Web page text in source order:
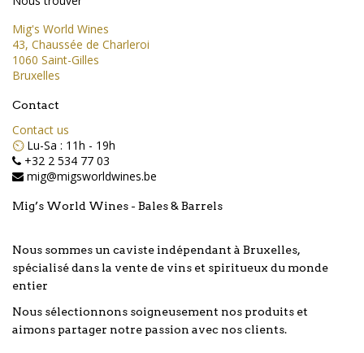
Mig's World Wines
43, Chaussée de Charleroi
1060 Saint-Gilles
Bruxelles
Contact
Contact us
⏲️ Lu-Sa : 11h - 19h
+32 2 534 77 03
mig@migsworldwines.be
Mig’s World Wines - Bales & Barrels
Nous sommes un caviste indépendant à Bruxelles,
spécialisé dans la vente de vins et spiritueux du monde
entier
Nous sélectionnons soigneusement nos produits et
aimons partager notre passion avec nos clients.